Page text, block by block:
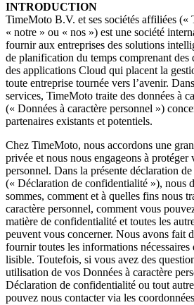
INTRODUCTION
TimeMoto B.V. et ses sociétés affiliées («
« notre » ou « nos ») est une société
fournir aux entreprises des solutions
de planification du temps comprenant des
des applications Cloud qui placent la
toute entreprise tournée vers l’avenir.
services, TimeMoto traite des données à
(« Données à caractère personnel »)
partenaires existants et potentiels.
Chez TimeMoto, nous accordons une
privée et nous nous engageons à protéger
personnel. Dans la présente déclaration
(« Déclaration de confidentialité »), nous
sommes, comment et à quelles fins nous
caractère personnel, comment vous
matière de confidentialité et toutes les
peuvent vous concerner. Nous avons fait
fournir toutes les informations
lisible. Toutefois, si vous avez des
utilisation de vos Données à caractère
Déclaration de confidentialité ou tout
pouvez nous contacter via les